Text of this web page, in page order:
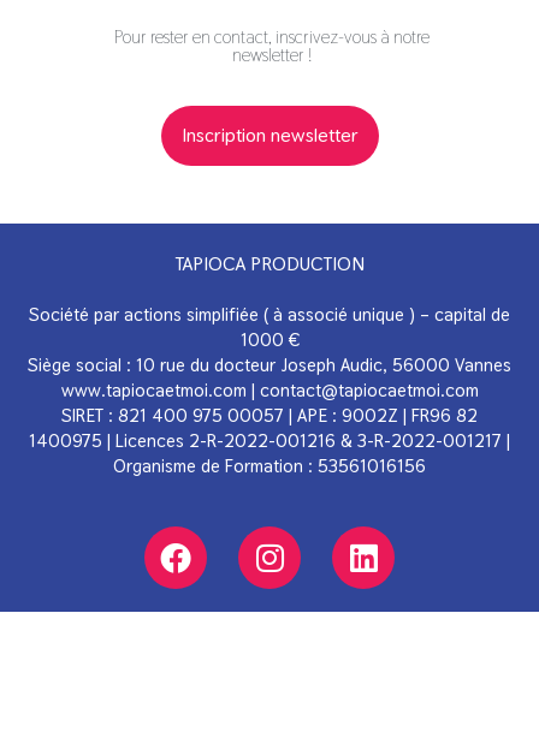
Pour rester en contact, inscrivez-vous à notre
newsletter !
Inscription newsletter
TAPIOCA PRODUCTION
Société par actions simplifiée ( à associé unique ) – capital de
1000 €
Siège social : 10 rue du docteur Joseph Audic, 56000 Vannes
www.tapiocaetmoi.com | contact@tapiocaetmoi.com
SIRET : 821 400 975 00057 | APE : 9002Z | FR96 82
1400975 | Licences 2-R-2022-001216 & 3-R-2022-001217 |
Organisme de Formation : 53561016156